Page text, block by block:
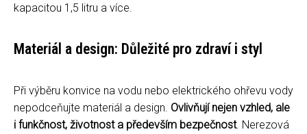
kapacitou 1,5 litru a více.
Materiál a design: Důležité pro zdraví i styl
Při výběru konvice na vodu nebo elektrického ohřevu vody
nepodceňujte materiál a design. Ovlivňují nejen vzhled, ale
i funkčnost, životnost a především bezpečnost. Nerezová